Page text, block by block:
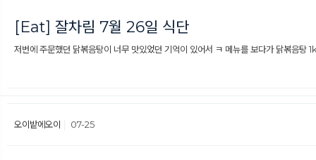
[Eat] 잘차림 7월 26일 식단
저번에 주문했던 닭볶음탕이 너무 맛있었던 기억이 있어서 ㅋ 메뉴를 보다가 닭볶음탕
오이밭에오이 07-25